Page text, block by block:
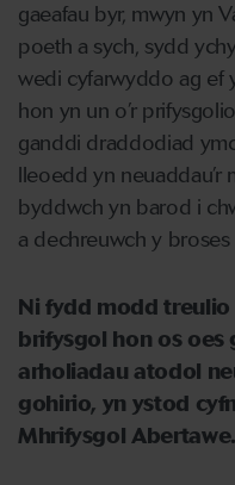
gaeafau byr, mwyn yn
poeth a sych, sydd
wedi cyfarwyddo ag ef
hon yn un o’r
ganddi draddodiad
lleoedd yn neuaddau’r
byddwch yn barod i
a dechreuwch y
Ni fydd modd
brifysgol hon os oes
arholiadau atodol
gohirio, yn ystod
Mhrifysgol Abertawe.